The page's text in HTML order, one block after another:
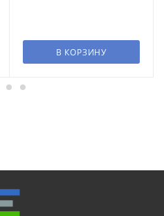
В КОРЗИНУ